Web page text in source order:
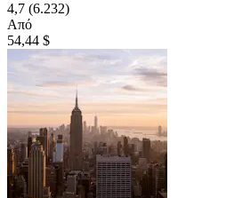
4,7 (6.232)
Από
54,44 $